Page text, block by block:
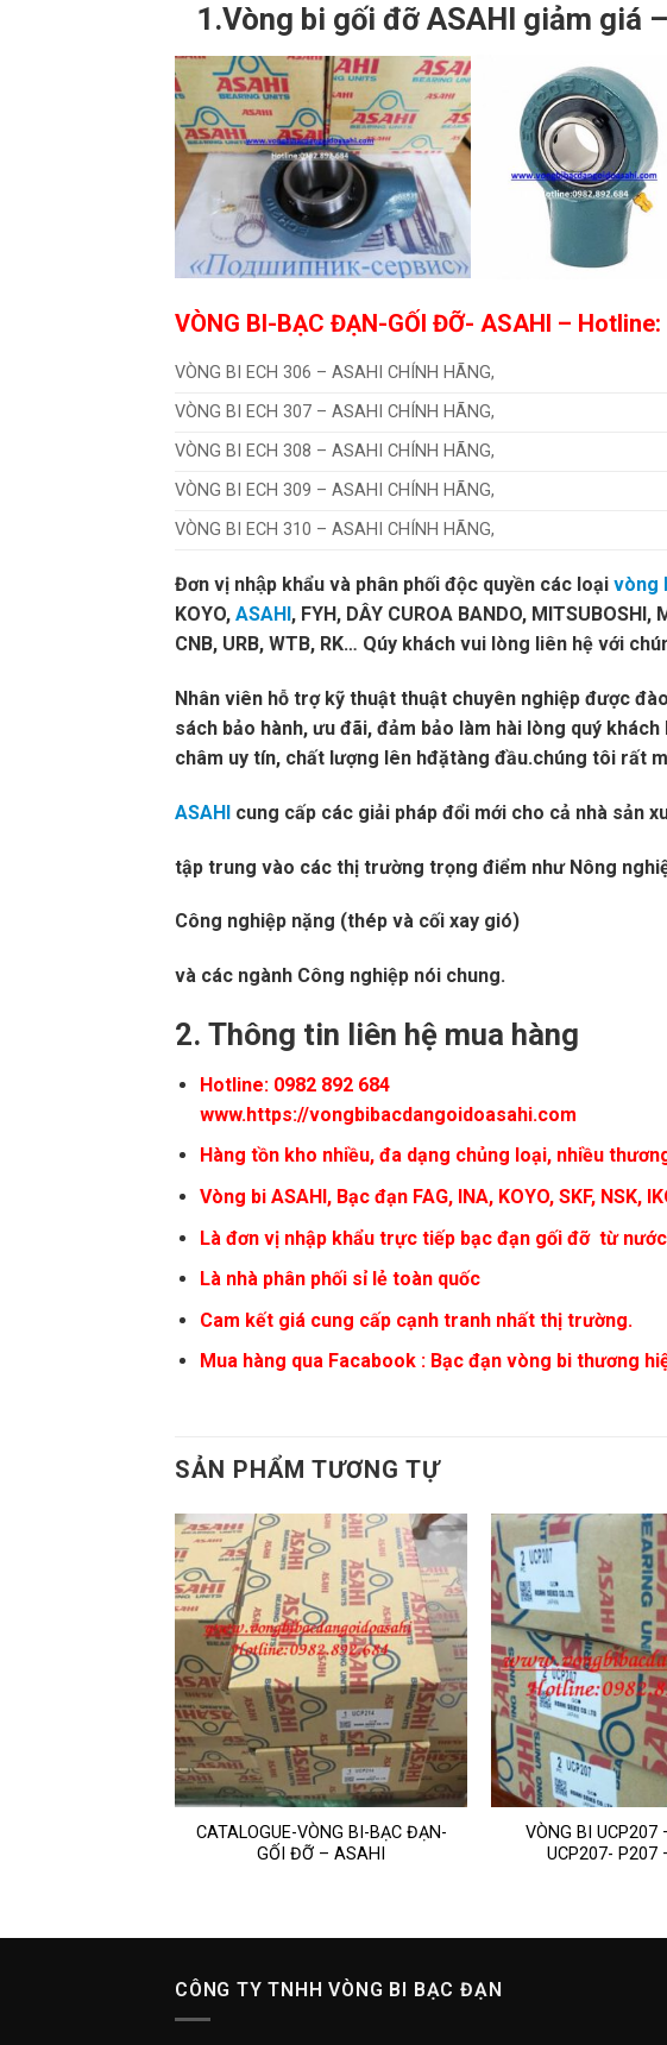
1.Vòng bi gối đỡ ASAHI giảm giá
VÒNG BI-BẠC ĐẠN-GỐI ĐỠ- ASAHI – Hotline:
VÒNG BI ECH 306 – ASAHI CHÍNH HÃNG,
VÒNG BI ECH 307 – ASAHI CHÍNH HÃNG,
VÒNG BI ECH 308 – ASAHI CHÍNH HÃNG,
VÒNG BI ECH 309 – ASAHI CHÍNH HÃNG,
VÒNG BI ECH 310 – ASAHI CHÍNH HÃNG,
Đơn vị nhập khẩu và phân phối độc quyền các loại vòng
KOYO, ASAHI , FYH, DÂY CUROA BANDO,
CNB, URB, WTB, RK… Qúy khách vui lòng liên hệ với
Nhân viên hỗ trợ kỹ thuật thuật chuyên nghiệp được
sách bảo hành, ưu đãi, đảm bảo làm hài lòng quý
châm uy tín, chất lượng lên hđặtàng đầu.chúng tôi rất
ASAHI cung cấp các giải pháp đổi mới cho cả nhà sản
tập trung vào các thị trường trọng điểm như Nông
Công nghiệp nặng (thép và cối xay gió)
và các ngành Công nghiệp nói chung.
2. Thông tin liên hệ mua hàng
Hotline: 0982 892 684
www.https://vongbibacdangoidoasahi.com
Hàng tồn kho nhiều, đa dạng chủng loại, nhiều
Vòng bi ASAHI, Bạc đạn FAG, INA, KOYO, SKF, NSK,
Là đơn vị nhập khẩu trực tiếp bạc đạn gối đỡ từ
Là nhà phân phối sỉ lẻ toàn quốc
Cam kết giá cung cấp cạnh tranh nhất thị trường.
Mua hàng qua Facabook : Bạc đạn vòng bi thương
SẢN PHẨM TƯƠNG TỰ
CATALOGUE-VÒNG BI-BẠC ĐẠN-
GỐI ĐỠ – ASAHI
VÒNG BI UCP207
UCP207- P207
CÔNG TY TNHH VÒNG BI BẠC ĐẠN